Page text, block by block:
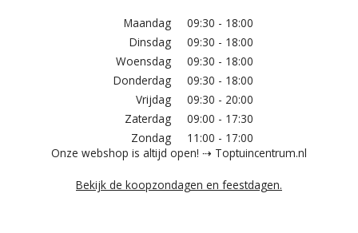
Maandag
09:30 - 18:00
Dinsdag
09:30 - 18:00
Woensdag
09:30 - 18:00
Donderdag
09:30 - 18:00
Vrijdag
09:30 - 20:00
Zaterdag
09:00 - 17:30
Zondag
11:00 - 17:00
Onze webshop is altijd open! ⇢ Toptuincentrum.nl
Bekijk de koopzondagen en feestdagen.